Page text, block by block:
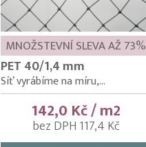
MNOŽSTEVNÍ SLEVA AŽ 73%
PET 40/1,4 mm
Síť vyrábíme na míru,...
142,0 Kč / m2
bez DPH 117,4 Kč